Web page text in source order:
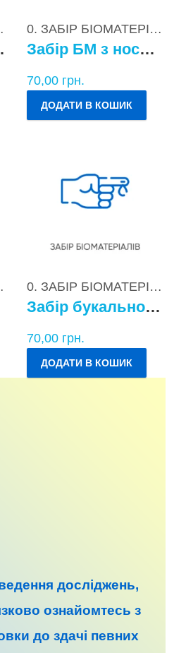
0. ЗАБІР БІОМАТЕРІАЛІВ
Забір БМ з носоглотки
70,00 грн.
ДОДАТИ В КОШИК
0. ЗАБІР БІОМАТЕРІАЛІВ
Забір букального епітелію
70,00 грн.
ДОДАТИ В КОШИК
досліджень,
ознайомтесь з
до здачі певних